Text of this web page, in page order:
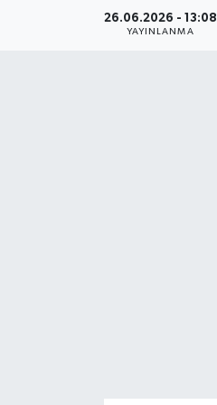
26.06.2026 - 13:08
YAYINLANMA